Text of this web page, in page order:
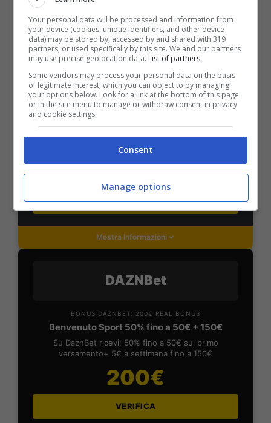
Mostra Informazioni
PlanetWin365
BONUS PLANETWIN365: FINO A 2050€
Planetwin365: 2050€ per sport e scommesse
Iscrivendoti a PlanetWin365 ricevi: 100% fino a 2000€
in Bonus Scommesse + 100% fino a 50€ in Bonus
Sport
2050€
VERIFICA
Mostra Informazioni
DAZNBet
BONUS DAZNBET: 200€ REAL BONUS
Benvenuto Sport 50% fino a 50€ + 150€
Su DaznBet ricevi: 50% fino a 50€ sul primo
versamento+ 5€ a settimana fino a 150€
200€
VERIFICA
Your personal data will be processed and information from
your device (cookies, unique identifiers, and other device
data) may be stored by, accessed by and shared with 319
partners, or used specifically by this site. We and our partners
may use precise geolocation data. List of partners.
Some vendors may process your personal data on the basis
of legitimate interest, which you can object to by managing
your options below. Look for a link at the bottom of this page
or in the site menu to manage or withdraw consent in privacy
and cookie settings.
Consent
Manage options